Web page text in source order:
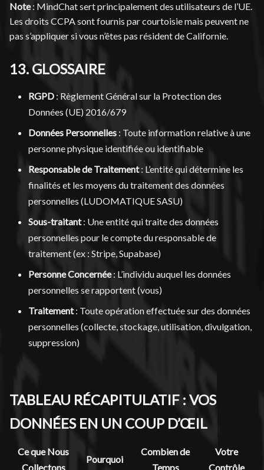
Note: MindChat sert principalement des utilisateurs de l’UE.
Les droits CCPA sont fournis par courtoisie mais peuvent ne
pas s’appliquer si vous n’êtes pas résident de Californie.
13. GLOSSAIRE
RGPD : Règlement Général sur la Protection des
Données (UE) 2016/679
Données Personnelles : Toute information relative à une
personne physique identifiée ou identifiable
Responsable de Traitement: L’entité qui détermine les
finalités et les moyens du traitement des données
personnelles (LUDOMATIQUE SASU)
Sous-traitant: Une entité qui traite des données
personnelles pour le compte du responsable de
traitement (ex : Stripe, Supabase)
Personne Concernée: L’individu auquel les données
personnelles se rapportent (vous)
Traitement: Toute opération effectuée sur des données
personnelles (collecte, stockage, utilisation, divulgation,
suppression)
TABLEAU RÉCAPITULATIF : VOS
DONNÉES EN UN COUP D’ŒIL
Ce que Nous
Collectons
Pourquoi
Combien de
Temps
Votre
Contrôle